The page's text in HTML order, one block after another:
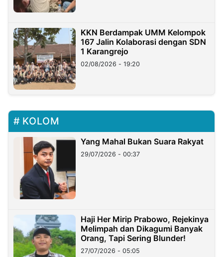
KKN Berdampak UMM Kelompok
167 Jalin Kolaborasi dengan SDN
1 Karangrejo
02/08/2026 - 19:20
KOLOM
Yang Mahal Bukan Suara Rakyat
29/07/2026 - 00:37
Haji Her Mirip Prabowo, Rejekinya
Melimpah dan Dikagumi Banyak
Orang, Tapi Sering Blunder!
27/07/2026 - 05:05